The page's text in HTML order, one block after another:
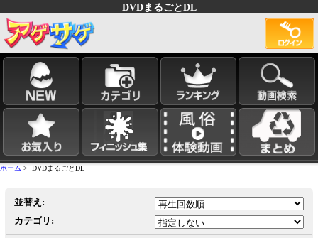
DVDまるごとDL
ホーム > DVDまるごとDL
並替え:
カテゴリ: